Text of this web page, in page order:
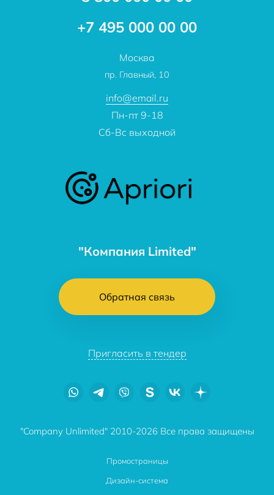
"Компания Limited"
Обратная связь
Пригласить в тендер
+7 495 000 00 00
Москва
пр. Главный, 10
info@email.ru
Пн-пт 9-18
Сб-Вс выходной
"Company Unlimited" 2010-2026 Все права защищены
Промостраницы
Дизайн-система